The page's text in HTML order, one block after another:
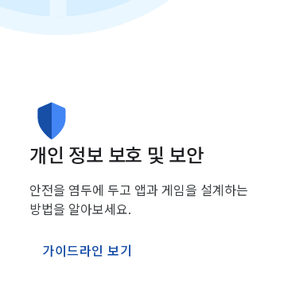
개인 정보 보호 및 보안
안전을 염두에 두고 앱과 게임을 설계하는
방법을 알아보세요.
가이드라인 보기